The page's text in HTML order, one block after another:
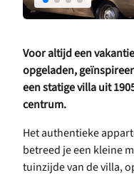
Voor altijd een
opgeladen,
een statige villa uit
centrum.
Het authentieke
betreed je een kleine
tuinzijde van de villa,